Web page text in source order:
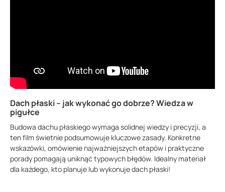
Dach płaski – jak wykonać go dobrze? Wiedza w
pigułce
Budowa dachu płaskiego wymaga solidnej wiedzy i precyzji, a
ten film świetnie podsumowuje kluczowe zasady. Konkretne
wskazówki, omówienie najważniejszych etapów i praktyczne
porady pomagają uniknąć typowych błędów. Idealny materiał
dla każdego, kto planuje lub wykonuje dach płaski!